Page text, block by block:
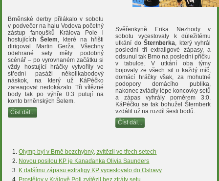
Brněnské derby přilákalo v sobotu
v podvečer na halu Vodova početný
zástup fanoušků Králova Pole i
hostujícíchŠelem, které na hřišti
dirigoval Martin Gerža. Všechny
odehrané sety měly podobný
scénář – po vyrovnaném začátku si
vždy hostující hráčky vytvořily ve
střední pasáži několikabodový
náskok, na který už KáPéčko
zareagovat nedokázalo. Tři vítězné
body tak po výhře 0:3 putují na
konto brněnských Šelem.
Číst dál...
Svěřenkyně Erika Nezhody v
sobotu vycestovaly k důležitému
utkání doŠternberka, který vyhrál
poslední tři extraligové zápasy, a
odsunul tak Brno na poslední příčku
v tabulce. V utkání oba týmy
bojovaly ze všech sil o každý míč,
domácí hráčky však, za mohutné
podopory domácího publika,
nakonec zvládly lépe koncovky setů
a zápas vyhrály poměrem 3:0.
KáPéčku se tak bohužel Šternberk
vzdálil už na rozdíl šesti bodů.
Číst dál...
Olymp byl v Brně bezchybný, zvítězil ve třech setech
Novou posilou KP je Kanaďanka Olivia Saunders
K dalšímu zápasu extraligy KP vycestovalo do Ostravy
Prostějov v Králově Poli zvítězil bez ztráty setu